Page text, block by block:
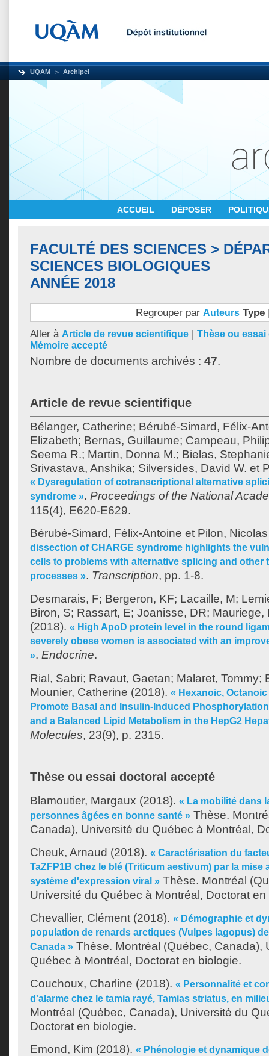
UQAM Archipel
ACCUEIL DÉPOSER
FACULTÉ DES SCIENCES >
SCIENCES BIOLOGIQUES
ANNÉE 2018
Regrouper par Auteurs Type
Aller à Article de revue scientifique | Thèse ou
Mémoire accepté
Nombre de documents archivés : 47.
Article de revue scientifique
Bélanger, Catherine; Bérubé-Simard, Félix-
Elizabeth; Bernas, Guillaume; Campeau,
Seema R.; Martin, Donna M.; Bielas,
Srivastava, Anshika; Silversides, David W. et
« Dysregulation of cotranscriptional alternative
syndrome ». Proceedings of the National
115(4), E620-E629.
Bérubé-Simard, Félix-Antoine et Pilon, Nicolas
dissection of CHARGE syndrome highlights the
cells to problems with alternative splicing and other
processes ». Transcription, pp. 1-8.
Desmarais, F; Bergeron, KF; Lacaille, M;
Biron, S; Rassart, E; Joanisse, DR; Mauriege,
(2018). « High ApoD protein level in the round
severely obese women is associated with an
». Endocrine.
Rial, Sabri; Ravaut, Gaetan; Malaret, Tommy;
Mounier, Catherine (2018). « Hexanoic,
Promote Basal and Insulin-Induced
and a Balanced Lipid Metabolism in the HepG2
Molecules, 23(9), p. 2315.
Thèse ou essai doctoral accepté
Blamoutier, Margaux (2018). « La mobilité dans
personnes âgées en bonne santé » Thèse.
Canada), Université du Québec à Montréal,
Cheuk, Arnaud (2018). « Caractérisation du
TaZFP1B chez le blé (Triticum aestivum) par la
système d'expression viral » Thèse. Montréal
Université du Québec à Montréal, Doctorat
Chevallier, Clément (2018). « Démographie et
population de renards arctiques (Vulpes lagopus)
Canada » Thèse. Montréal (Québec, Canada),
Québec à Montréal, Doctorat en biologie.
Couchoux, Charline (2018). « Personnalité et
d'alarme chez le tamia rayé, Tamias striatus, en
Montréal (Québec, Canada), Université du
Doctorat en biologie.
Emond, Kim (2018). « Phénologie et dynamique